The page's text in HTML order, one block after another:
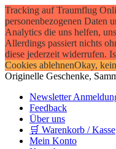
Tracking auf Traumflug
personenbezogenen Daten
Analytics die uns helfen,
Allerdings passiert nichts
diese jederzeit widerrufen.
Cookies ablehnenOkay,
Originelle Geschenke,
Newsletter
Feedback
Über uns
🛒 Warenkorb / Kasse
Mein Konto